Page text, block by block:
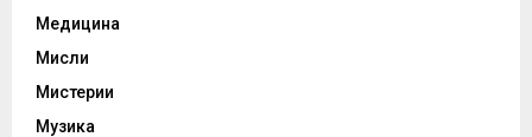
Медицина
Мисли
Мистерии
Музика